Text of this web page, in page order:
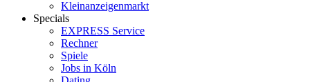
Kleinanzeigenmarkt
Specials
EXPRESS Service
Rechner
Spiele
Jobs in Köln